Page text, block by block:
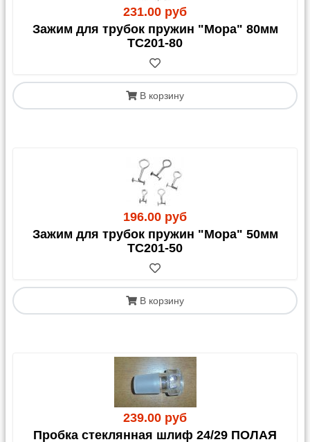
231.00 руб
Зажим для трубок пружин "Мора" 80мм
TC201-80
В корзину
196.00 руб
Зажим для трубок пружин "Мора" 50мм
TC201-50
В корзину
239.00 руб
Пробка стеклянная шлиф 24/29 ПОЛАЯ